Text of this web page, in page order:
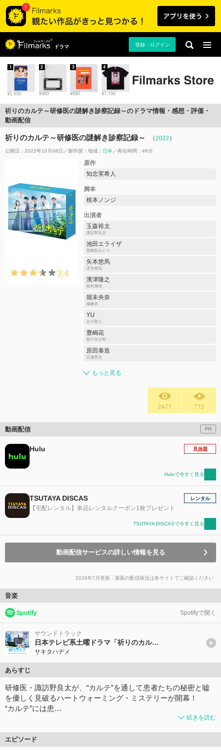
ドラマ 登録・ログイン
¥1,650
1
¥990
2
¥990
3
¥7,700
4
祈りのカルテ～研修医の謎解き診察記録～のドラマ情報・感想・評価・
動画配信
祈りのカルテ～研修医の謎解き診察記録～ （2022 ）
公開日：2022年10月08日 製作国・地域： 日本 再生時間：46分
3.4
原作
知念実希人
脚本
根本ノンジ
出演者
玉森裕太
諏訪野良太
池田エライザ
曽根田みどり
矢本悠馬
冴木裕也
濱津隆之
牧村康雄
堀未央奈
橘麻衣
YU
谷川聖人
豊嶋花
四十住沙智
原田泰造
広瀬秀太
もっと見る
2471 713
動画配信 PR
Hulu 見放題
Huluで今すぐ見る
TSUTAYA DISCAS
【宅配レンタル】単品レンタルクーポン1枚プレゼント
レンタル
TSUTAYA DISCASで今すぐ見る
動画配信サービスの詳しい情報を見る
2026年7月更新：最新の配信状況は各サイトでご確認ください
音楽
Spotifyで開く
サウンドトラック
日本テレビ系土曜ドラマ「祈りのカルテ~研修医の謎解き診察記録~」オリジナル・サウンドトラック
サキタハヂメ
あらすじ
研修医・諏訪野良太が、“カルテ”を通して患者たちの秘密と嘘
を優しく見破るハートウォーミング・ミステリーが開幕！
“カルテ”には患…
続きを読む
エピソード